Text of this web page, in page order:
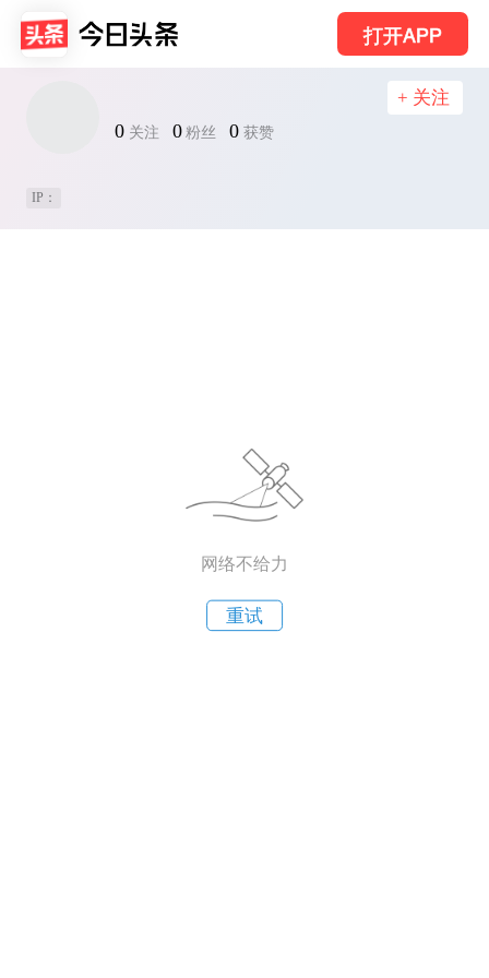
打开APP
0 关注 0 粉丝 0 获赞
+ 关注
IP：
网络不给力
重试